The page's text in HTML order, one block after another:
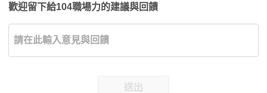
歡迎留下給104職場力的建議與回饋
送出